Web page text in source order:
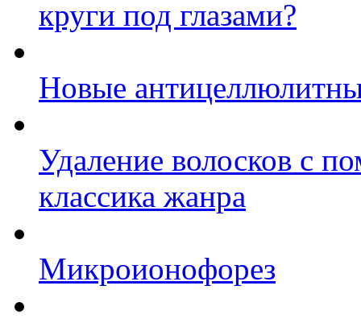
круги под глазами?
Новые
Удаление волосков с
классика жанра
Микроионофорез